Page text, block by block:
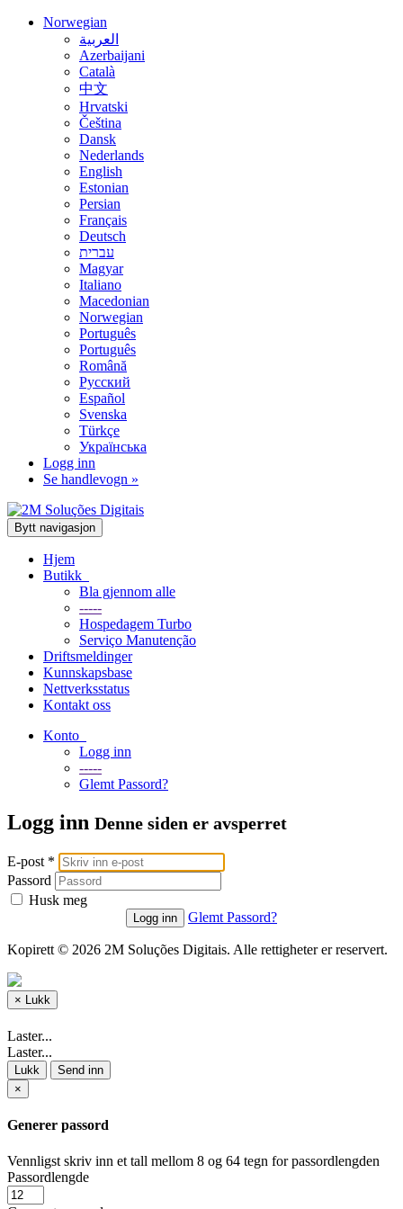
Norwegian
العربية
Azerbaijani
Català
中文
Hrvatski
Čeština
Dansk
Nederlands
English
Estonian
Persian
Français
Deutsch
עברית
Magyar
Italiano
Macedonian
Norwegian
Português
Português
Română
Русский
Español
Svenska
Türkçe
Українська
Logg inn
Se handlevogn »
Bytt navigasjon
Hjem
Butikk
Bla gjennom alle
-----
Hospedagem Turbo
Serviço Manutenção
Driftsmeldinger
Kunnskapsbase
Nettverksstatus
Kontakt oss
Konto
Logg inn
-----
Glemt Passord?
Logg inn Denne siden er avsperret
E-post *
Passord
Husk meg
Glemt Passord?
Kopirett © 2026 2M Soluções Digitais. Alle rettigheter er reservert.
× Lukk
Laster...
Laster...
Lukk
Send inn
×
Generer passord
Vennligst skriv inn et tall mellom 8 og 64 tegn for passordlengden
Passordlengde